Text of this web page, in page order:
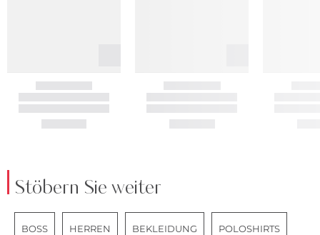
Stöbern Sie weiter
BOSS HERREN BEKLEIDUNG POLOSHIRTS